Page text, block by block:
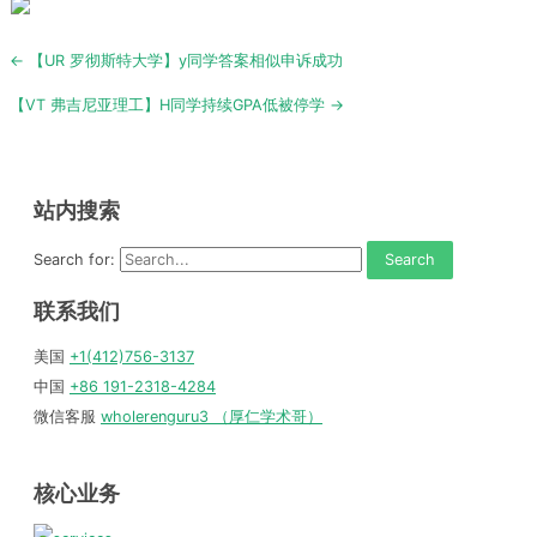
Post
← 【UR 罗彻斯特大学】y同学答案相似申诉成功
【VT 弗吉尼亚理工】H同学持续GPA低被停学 →
站内搜索
Search for:
联系我们
美国 +1(412)756-3137
中国 +86 191-2318-4284
微信客服 wholerenguru3 （厚仁学术哥）
核心业务